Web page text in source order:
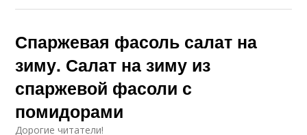
Спаржевая фасоль салат на
зиму. Салат на зиму из
спаржевой фасоли с
помидорами
Дорогие читатели!